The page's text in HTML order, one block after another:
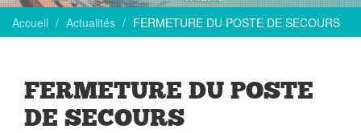
Accueil Actualités FERMETURE DU POSTE DE SECOURS
FERMETURE DU POSTE
DE SECOURS